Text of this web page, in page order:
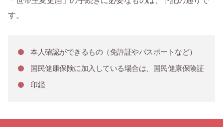
す。
本人確認ができるもの（免許証やパスポートなど）
国民健康保険に加入している場合は、国民健康保険証
印鑑